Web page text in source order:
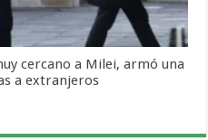
cercano a Milei, armó una
a extranjeros